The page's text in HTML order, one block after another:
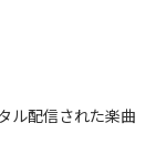
ル配信された楽曲